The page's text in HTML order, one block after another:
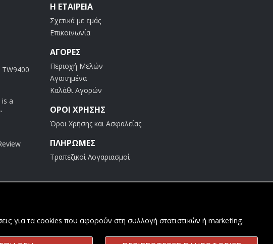
TW9400
a
Η ΕΤΑΙΡΕΊΑ
Σχετικά με εμάς
Επικοινωνία
ΑΓΟΡΈΣ
Περιοχή Μελών
Αγαπημένα
Καλάθι Αγορών
ΟΡΟΙ ΧΡΗΣΗΣ
Όροι Χρήσης και Ασφαλείας
ΠΛΗΡΩΜΕΣ
Τραπεζικοί Λογαριασμοί
για τα cookies που αφορούν στη συλλογή στατιστικών ή marketing.